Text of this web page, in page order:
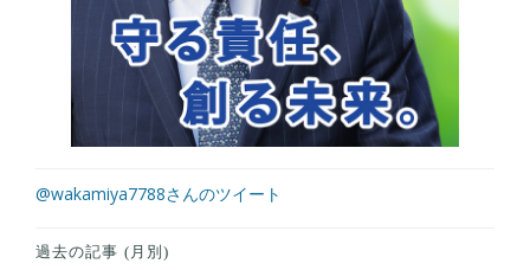
@wakamiya7788さんのツイート
過去の記事 (月別)